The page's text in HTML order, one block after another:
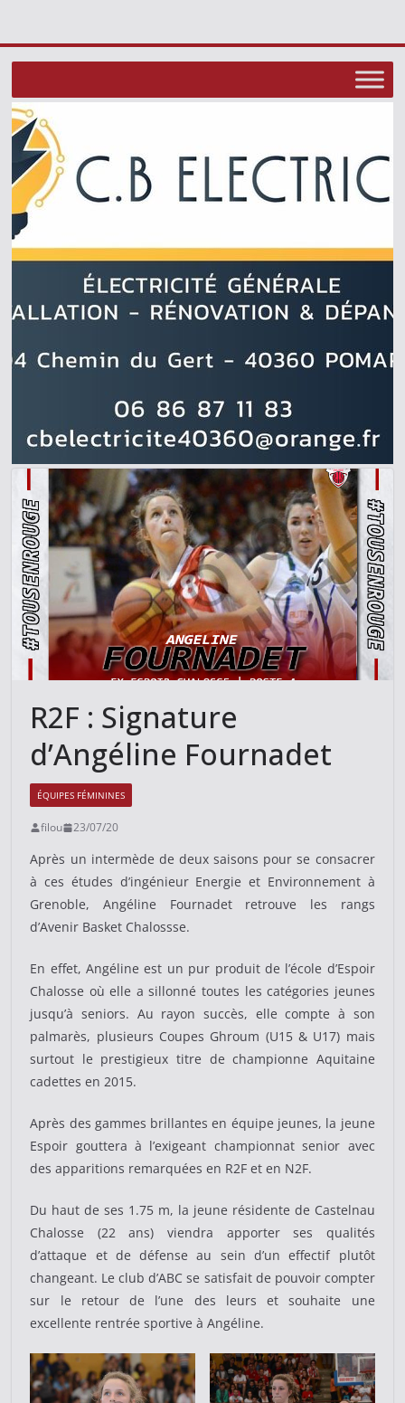
R2F : Signature
d’Angéline Fournadet
ÉQUIPES FÉMININES
filou 23/07/20
Après un intermède de deux saisons pour se consacrer
à ces études d’ingénieur Energie et Environnement à
Grenoble, Angéline Fournadet retrouve les rangs
d’Avenir Basket Chalossse.
En effet, Angéline est un pur produit de l’école d’Espoir
Chalosse où elle a sillonné toutes les catégories jeunes
jusqu’à seniors. Au rayon succès, elle compte à son
palmarès, plusieurs Coupes Ghroum (U15 & U17) mais
surtout le prestigieux titre de championne Aquitaine
cadettes en 2015.
Après des gammes brillantes en équipe jeunes, la jeune
Espoir gouttera à l’exigeant championnat senior avec
des apparitions remarquées en R2F et en N2F.
Du haut de ses 1.75 m, la jeune résidente de Castelnau
Chalosse (22 ans) viendra apporter ses qualités
d’attaque et de défense au sein d’un effectif plutôt
changeant. Le club d’ABC se satisfait de pouvoir compter
sur le retour de l’une des leurs et souhaite une
excellente rentrée sportive à Angéline.